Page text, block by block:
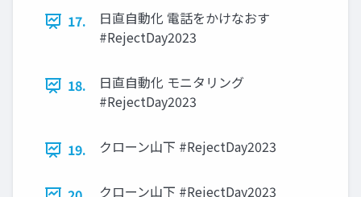
17.
日直自動化 電話をかけなおす
#RejectDay2023
18.
日直自動化 モニタリング
#RejectDay2023
19. クローン山下 #RejectDay2023
クローン山下 #RejectDay2023